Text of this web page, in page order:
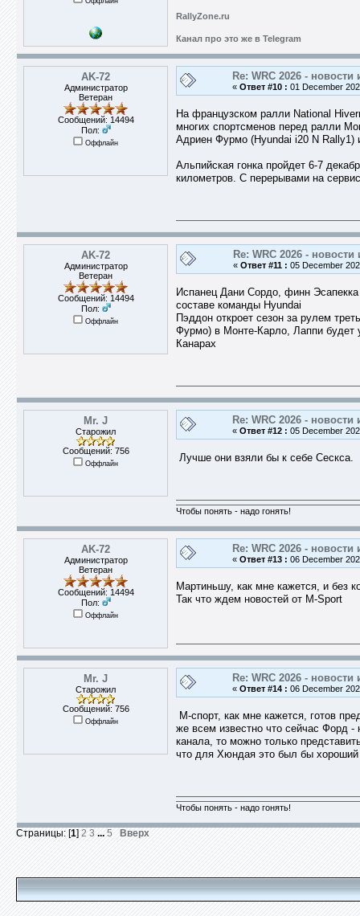
RallyZone.ru
Канал про это же в Telegram
AK-72
Администратор
Ветеран
Сообщений: 14494
Пол:
Оффлайн
Re: WRC 2026 - новости
« Ответ #10 : 01 December
На французском ралли National
многих спортсменов перед ралли
Адриен Фурмо (Hyundai i20 N Rally1)
Альпийская гонка пройдет 6-7
километров. С перерывами на
AK-72
Администратор
Ветеран
Сообщений: 14494
Пол:
Оффлайн
Re: WRC 2026 - новости
« Ответ #11 : 05 December
Испанец Дани Сордо, финн
составе команды Hyundai
Пэддон откроет сезон за рулем
Фурмо) в Монте-Карло, Лаппи будет
Канарах
Mr. J
Старожил
Сообщений: 756
Оффлайн
Re: WRC 2026 - новости
« Ответ #12 : 05 December
Лучше они взяли бы к себе Сескса.
Чтобы понять - надо гонять!
AK-72
Администратор
Ветеран
Сообщений: 14494
Пол:
Оффлайн
Re: WRC 2026 - новости
« Ответ #13 : 06 December
Мартиньшу, как мне кажется, и без
Так что ждем новостей от M-Sport
Mr. J
Старожил
Сообщений: 756
Оффлайн
Re: WRC 2026 - новости
« Ответ #14 : 06 December
М-спорт, как мне кажется, готов
же всем известно что сейчас Форд -
канала, то можно только
что для Хюндая это был бы хороший
Чтобы понять - надо гонять!
Страницы: [1] 2 3 ... 5 Вверх